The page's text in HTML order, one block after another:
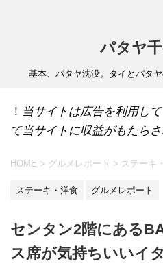
パタヤ
基本、パタヤ沈没。タイとパタ
！ 当サイトは広告を利用し
て当サイトに収益がもたら
HOME > グルメレポート > ステーキ
ステーキ・洋食 グルメレポート
センタン2階にある
ス席が気持ちいいイ